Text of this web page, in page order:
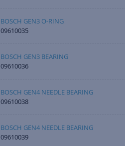
BOSCH GEN3 O-RING
09610035
BOSCH GEN3 BEARING
09610036
BOSCH GEN4 NEEDLE BEARING
09610038
BOSCH GEN4 NEEDLE BEARING
09610039